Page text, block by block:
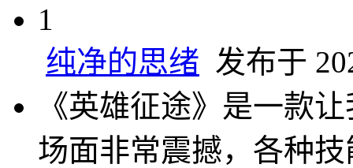
1
纯净的思绪 发布于
《英雄征途》是一款
场面非常震撼，各种